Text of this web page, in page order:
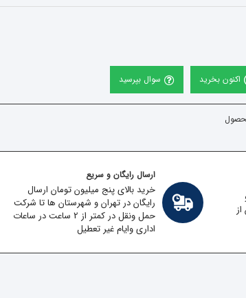
اکنون بخرید سوال بپرسید
ارسال رایگان و سریع
خرید بالای پنج میلیون تومان ارسال
رایگان در تهران و شهرستان ها تا شرکت
حمل ونقل در کمتر از 2 ساعت در ساعات
اداری وایام غیر تعطیل